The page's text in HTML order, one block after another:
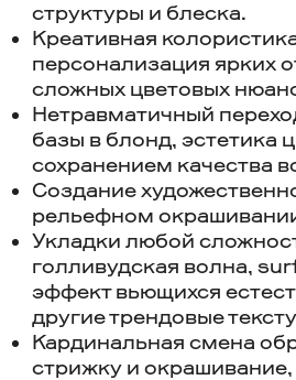
структуры и блеска.
Креативная
персонализация ярких
сложных цветовых
Нетравматичный
базы в блонд, эстетика
сохранением качества
Создание
рельефном
Укладки любой
голливудская волна,
эффект вьющихся
другие трендовые
Кардинальная смена
стрижку и